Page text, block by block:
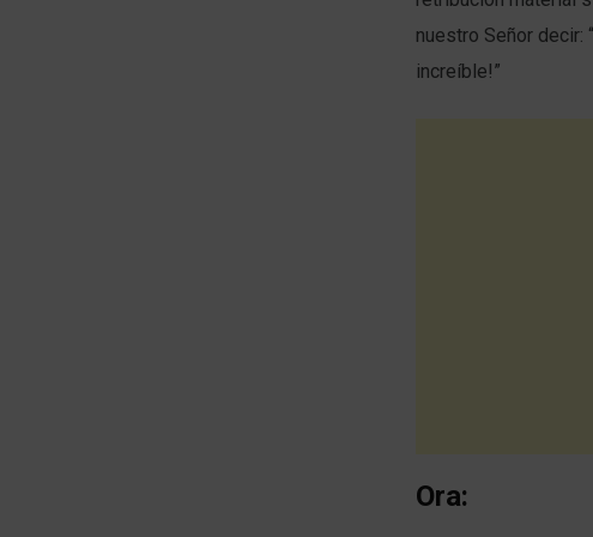
nuestro Señor decir:
increíble!”
Ora: